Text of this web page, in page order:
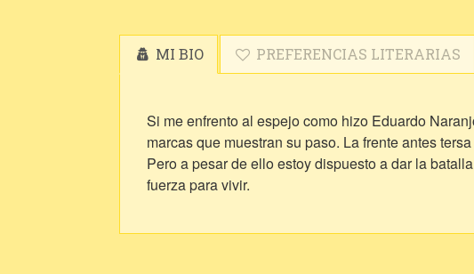
MI BIO PREFERENCIAS LITERARIAS
Si me enfrento al espejo como hizo Eduardo
marcas que muestran su paso. La frente antes
Pero a pesar de ello estoy dispuesto a dar la
fuerza para vivir.